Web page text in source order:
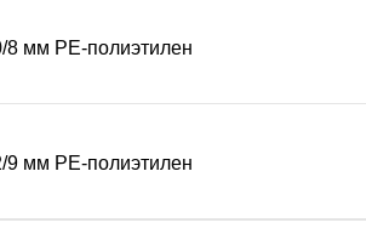
сочетает низкую стоимость с
давления.
8 мм PE-полиэтилен
9 мм PE-полиэтилен